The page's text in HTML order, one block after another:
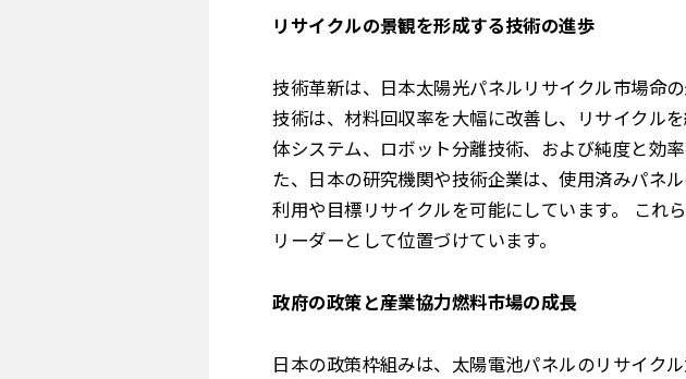
リサイクルの景観を形成する技術の進歩
技術革新は、日本太陽光パネルリサイクル市場命
技術は、材料回収率を大幅に改善し、リサイクル
体システム、ロボット分離技術、および純度と効
た、日本の研究機関や技術企業は、使用済みパネ
利用や目標リサイクルを可能にしています。 これ
リーダーとして位置づけています。
政府の政策と産業協力燃料市場の成長
日本の政策枠組みは、太陽電池パネルのリサイク